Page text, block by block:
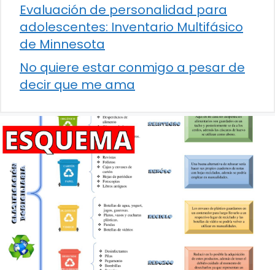
Evaluación de personalidad para
adolescentes: Inventario Multifásico
de Minnesota
No quiere estar conmigo a pesar de
decir que me ama